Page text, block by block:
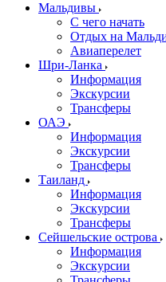
Мальдивы
С чего начать
Отдых на
Авиаперелет
Шри-Ланка
Информация
Экскурсии
Трансферы
ОАЭ
Информация
Экскурсии
Трансферы
Таиланд
Информация
Экскурсии
Трансферы
Сейшельские острова
Информация
Экскурсии